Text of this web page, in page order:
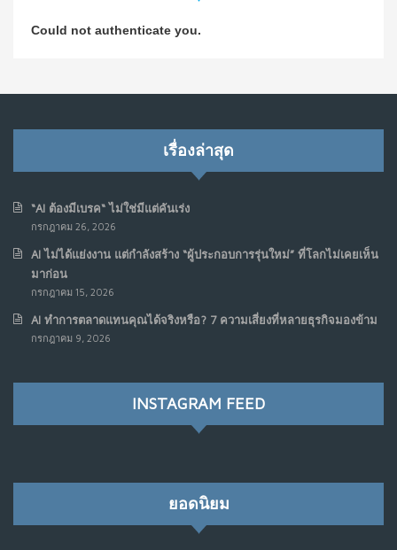
Koe ในแบบอาจารย์บอม
รัฐอาจเป็นจุดเริ่มต้นของ “ขบวนการประท้วงดิจิทัล” ครั้งใหม่
6
7
เมื่อรัฐบาลเริ่มคิดแบบแพลตฟอร์ม : AI กำลังเปลี่ยนรัฐ
ราชการไปตลอดกาล
NO COMMENTS
เมื่อโลกออนไลน์ กลายเป็น“ศาลเตี้ย”
9
Could not authenticate you.
เรื่องล่าสุด
“AI ต้องมีเบรค“ ไม่ใช่มีแต่คันเร่ง
กรกฎาคม 26, 2026
AI ไม่ได้แย่งงาน แต่กำลังสร้าง “ผู้ประกอบการรุ่นใหม่” ที่โลกไม่เคยเห็น
มาก่อน
กรกฎาคม 15, 2026
AI ทำการตลาดแทนคุณได้จริงหรือ? 7 ความเสี่ยงที่หลายธุรกิจมองข้าม
กรกฎาคม 9, 2026
INSTAGRAM FEED
ยอดนิยม